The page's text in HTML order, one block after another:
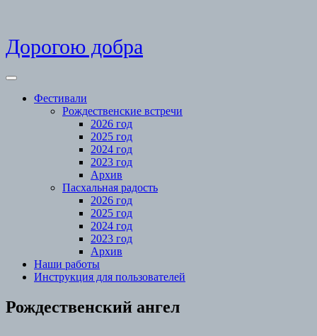
Skip
to
Дорогою добра
Open
Фестивали
Рождественские встречи
2026 год
2025 год
2024 год
2023 год
Архив
Пасхальная радость
2026 год
2025 год
2024 год
2023 год
Архив
Наши работы
Инструкция для пользователей
Close
Menu
Рождественский ангел